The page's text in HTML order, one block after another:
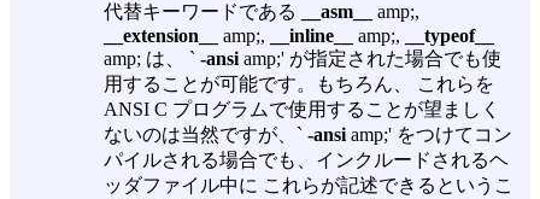
代替キーワードである __asm__
amp;,
__extension__
amp;, __inline__ amp;,
__typeof__
amp; は、 ` -ansi amp;' が指定された場合でも使
用することが可能です。もちろん、 これらを
ANSI C プログラムで使用することが望ましく
ないのは当然ですが、` -ansi amp;' をつけてコン
パイルされる場合でも、インクルードされるヘ
ッダファイル中に これらが記述できるというこ